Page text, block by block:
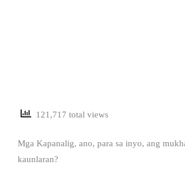
121,717 total views
Mga Kapanalig, ano, para sa inyo, ang
kaunlaran?